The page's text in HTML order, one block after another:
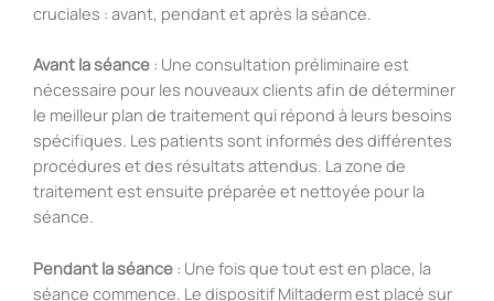
cruciales : avant, pendant et après la séance.
Avant la séance : Une consultation préliminaire est
nécessaire pour les nouveaux clients afin de déterminer
le meilleur plan de traitement qui répond à leurs besoins
spécifiques. Les patients sont informés des différentes
procédures et des résultats attendus. La zone de
traitement est ensuite préparée et nettoyée pour la
séance.
Pendant la séance : Une fois que tout est en place, la
séance commence. Le dispositif Miltaderm est placé sur